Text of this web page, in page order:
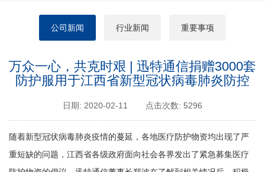
公司新闻 行业新闻 重要事项
万众一心，共克时艰 | 迅特通信捐赠3000套
防护服用于江西省新型冠状病毒肺炎防控
日期: 2020-02-11 点击次数: 5296
随着新型冠状病毒肺炎疫情的蔓延，各地医疗防护物资均出现了严
重短缺的问题，江西省各级政府面向社会各界发出了紧急募集医疗